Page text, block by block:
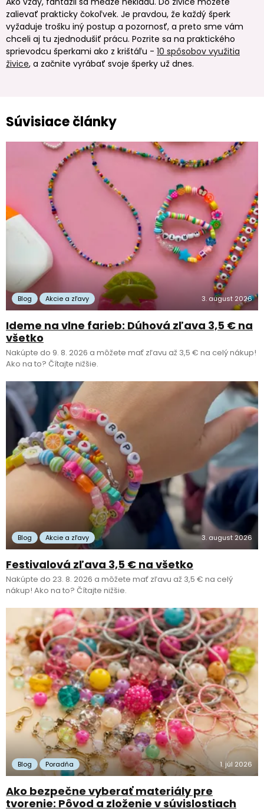
zalievať prakticky čokoľvek. Je pravdou, že každý šperk
vyžaduje trošku iný postup a pozornosť, a preto sme vám
chceli aj tu zjednodušiť prácu. Pozrite sa na praktického
sprievodcu šperkami ako z krištáľu - 10 spôsobov využitia
živice, a začnite vyrábať svoje šperky už dnes.
Súvisiace články
Blog Akcie a zľavy 3. august 2026
Ideme na vlne farieb: Dúhová zľava 3,5 € na
všetko
Nakúpte do 9. 8. 2026 a môžete mať zľavu až 3,5 € na celý nákup!
Ako na to? Čítajte nižšie.
Blog Akcie a zľavy 3. august 2026
Festivalová zľava 3,5 € na všetko
Nakúpte do 23. 8. 2026 a môžete mať zľavu až 3,5 € na celý
nákup! Ako na to? Čítajte nižšie.
Blog Poradňa 1. júl 2026
Ako bezpečne vyberať materiály pre
tvorenie: Pôvod a zloženie v súvislostiach